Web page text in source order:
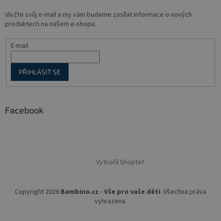
u
Vložte svůj e-mail a my vám budeme zasílat informace o nových
produktech na našem e-shopu.
E-mail
PŘIHLÁSIT SE
Facebook
Vytvořil Shoptet
Copyright 2026 Bambino.cz - Vše pro vaše děti. Všechna práva
vyhrazena.